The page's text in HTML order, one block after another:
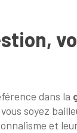
dans la
soyez
et